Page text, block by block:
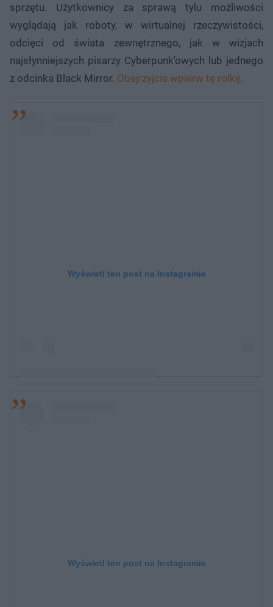
sprzętu. Użytkownicy za sprawą tylu możliwości
wyglądają jak roboty, w wirtualnej rzeczywistości,
odcięci od świata zewnętrznego, jak w wizjach
najsłynniejszych pisarzy Cyberpunk'owych lub jednego
z odcinka Black Mirror. Obejrzyjcie wpierw tę rolkę.
Wyświetl ten post na Instagramie
Wyświetl ten post na Instagramie